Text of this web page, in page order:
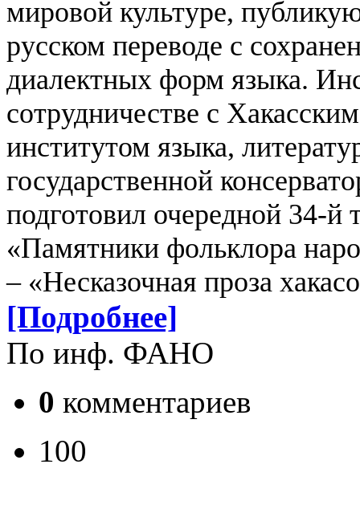
мировой культуре,
русском переводе с
диалектных форм языка.
сотрудничестве с
институтом языка,
государственной
подготовил очередной 34-й
«Памятники фольклора
– «Несказочная проза
[Подробнее]
По инф. ФАНО
0 комментариев
100